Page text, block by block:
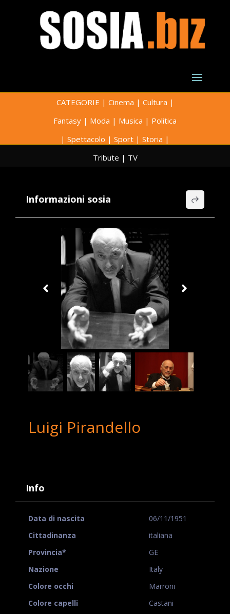
CATEGORIE | Cinema | Cultura |
Fantasy | Moda | Musica | Politica
| Spettacolo | Sport | Storia |
Tribute | TV
Informazioni sosia
Luigi Pirandello
Info
Data di nascita
06/11/1951
Cittadinanza
italiana
Provincia*
GE
Nazione
Italy
Colore occhi
Marroni
Colore capelli
Castani